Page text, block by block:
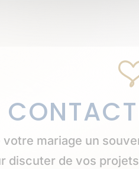
votre mariage un
discuter de vos